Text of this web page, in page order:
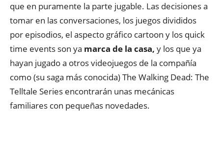
que en puramente la parte jugable. Las decisiones a
tomar en las conversaciones, los juegos divididos
por episodios, el aspecto gráfico cartoon y los quick
time events son ya marca de la casa, y los que ya
hayan jugado a otros videojuegos de la compañía
como (su saga más conocida) The Walking Dead: The
Telltale Series encontrarán unas mecánicas
familiares con pequeñas novedades.